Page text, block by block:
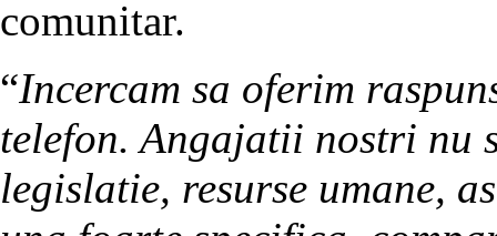
comunitar.
“Incercam sa oferim
telefon. Angajatii nostri nu
legislatie, resurse umane,